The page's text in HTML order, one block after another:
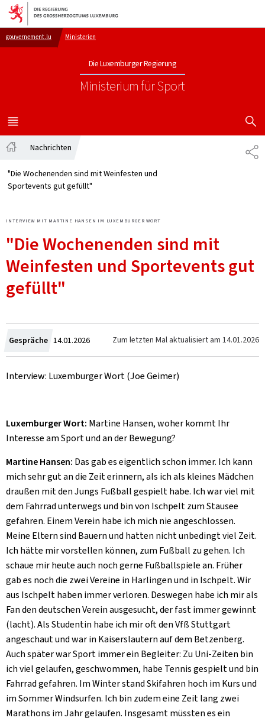
Zur Hauptnavigation
Zum Inhalt
gouvernement.lu Ministerien
Die Luxemburger Regierung
Ministerium für Sport
MENÜ
HAUPT-
Nachrichten
"Die Wochenenden sind mit Weinfesten und
Sportevents gut gefüllt"
"Die Wochenenden sind mit
Weinfesten und Sportevents gut
gefüllt"
INTERVIEW MIT MARTINE HANSEN IM LUXEMBURGER WORT
Gespräche Zum
14.01.2026 Zum letzten Mal aktualisiert am 14.01.2026
Interview: Luxemburger Wort (Joe Geimer)
Luxemburger Wort: Martine Hansen, woher kommt Ihr
Interesse am Sport und an der Bewegung?
Martine Hansen: Das gab es eigentlich schon immer. Ich kann
mich sehr gut an die Zeit erinnern, als ich als kleines Mädchen
draußen mit den Jungs Fußball gespielt habe. Ich war viel mit
dem Fahrrad unterwegs und bin von Ischpelt zum Stausee
gefahren. Einem Verein habe ich mich nie angeschlossen.
Meine Eltern sind Bauern und hatten nicht unbedingt viel Zeit.
Ich hätte mir vorstellen können, zum Fußball zu gehen. Ich
schaue mir heute auch noch gerne Fußballspiele an. Früher
gab es noch die zwei Vereine in Harlingen und in Ischpelt. Wir
aus Ischpelt haben immer verloren. Deswegen habe ich mir als
Fan den deutschen Verein ausgesucht, der fast immer gewinnt
(lacht). Als Studentin habe ich mir oft den Vfß Stuttgart
angeschaut und war in Kaiserslautern auf dem Betzenberg.
Auch später war Sport immer ein Begleiter: Zu Uni-Zeiten bin
ich viel gelaufen, geschwommen, habe Tennis gespielt und bin
Fahrrad gefahren. Im Winter stand Skifahren hoch im Kurs und
im Sommer Windsurfen. Ich bin zudem eine Zeit lang zwei
Marathons im Jahr gelaufen. Insgesamt müssten es ein